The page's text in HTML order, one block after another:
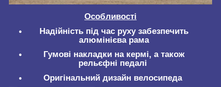
Особливості
Надійність під час руху забезпечить
алюмінієва рама
Гумові накладки на кермі, а також
рельєфні педалі
Оригінальний дизайн велосипеда